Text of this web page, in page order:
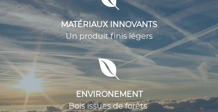
MATÉRIAUX INNOVANTS
Un produit finis légers
ENVIRONEMENT
Bois issues de forêts